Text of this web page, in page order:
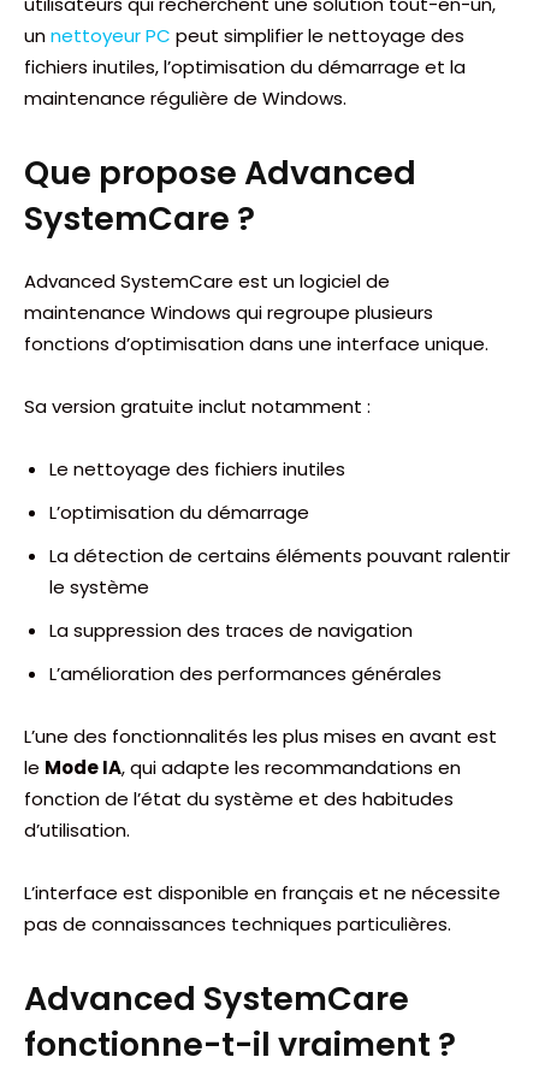
unnettoyeur PC peut simplifier le nettoyage des
fichiers inutiles, l’optimisation du démarrage et la
maintenance régulière de Windows.
Que propose Advanced
SystemCare ?
Advanced SystemCare est un logiciel de
maintenance Windows qui regroupe plusieurs
fonctions d’optimisation dans une interface unique.
Sa version gratuite inclut notamment :
Le nettoyage des fichiers inutiles
L’optimisation du démarrage
La détection de certains éléments pouvant ralentir
le système
La suppression des traces de navigation
L’amélioration des performances générales
L’une des fonctionnalités les plus mises en avant est
le Mode IA, qui adapte les recommandations en
fonction de l’état du système et des habitudes
d’utilisation.
L’interface est disponible en français et ne nécessite
pas de connaissances techniques particulières.
Advanced SystemCare
fonctionne-t-il vraiment ?